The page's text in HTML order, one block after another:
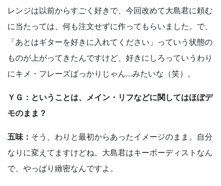
レンジは以前からすごく好きで、今回改めて大島君に頼む
に当たっては、何も注文せずに作ってもらいました。で、
「あとはギターを好きに入れてください」っていう状態の
ものが上がってきたんですけど、好きにしろっていうわり
にキメ・フレーズばっかりじゃん…みたいな（笑）。
ＹＧ：ということは、メイン・リフなどに関してはほぼデ
モのまま？
五味： そう、わりと最初からあったイメージのまま。自分
なりに変えてますけどね。大島君はキーボーディストなん
で、やっぱり緻密なんですよ。